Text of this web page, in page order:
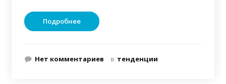
Подробнее
Нет комментариев в тенденции